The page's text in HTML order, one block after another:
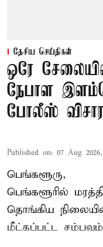
தேசிய செய்திகள்
ஒரே
நேபாள
போலீஸ்
Published on: 07 Aug
பெங்களூரு,
பெங்களூரில்
தொங்கிய
மீட்கப்பட்ட